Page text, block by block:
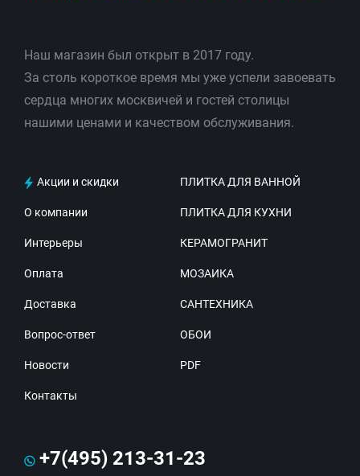
Наш магазин был открыт в 2017 году.
За столь короткое время мы уже успели завоевать
сердца многих москвичей и гостей столицы
нашими ценами и качеством обслуживания.
Акции и скидки
О компании
Интерьеры
Оплата
Доставка
Вопрос-ответ
Новости
Контакты
ПЛИТКА ДЛЯ ВАННОЙ
ПЛИТКА ДЛЯ КУХНИ
КЕРАМОГРАНИТ
МОЗАИКА
САНТЕХНИКА
ОБОИ
PDF
+7(495) 213-31-23